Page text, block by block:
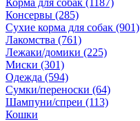
Корма для собак (1187)
Консервы (285)
Сухие корма для собак (901)
Лакомства (761)
Лежаки/домики (225)
Миски (301)
Одежда (594)
Сумки/переноски (64)
Шампуни/спреи (113)
Кошки